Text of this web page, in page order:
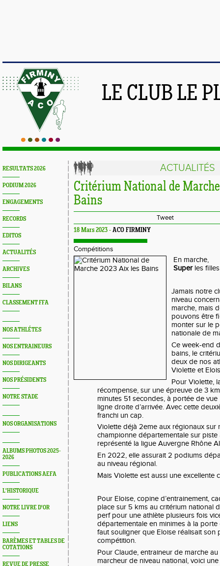
LE CLUB LE
RESULTATS 2026
PODIUM 2026
ENGAGEMENTS
RECORDS
EDITOS
ACTUALITÉS
ARCHIVES
BILANS
CLASSEMENT FFA
NOS ATHLÉTES
NOS ENTRAINEURS
NOS DIRIGEANTS
NOS PRÉSIDENTS
NOTRE STADE
NOS ORGANISATIONS
ALBUMS PHOTOS 2025-
2026
PUBLICATIONS AEFA
L'HISTORIQUE
NOTRE LIVRE D'OR
LIENS
BARÈMES ET TABLES DE
COTATIONS
REVUE DE PRESSE
ACTUALITÉS
Critérium National de
Bains
Tweet
18 Mars 2023 - ACO FIRMINY
Compétitions
En marche,
Super les
Jamais notre
niveau
marche, mais
pouvons être
monter sur le
nationale de
Ce week-end
bains, le
deux de nos
Violette et
Pour Violette,
récompense, sur une épreuve de 3
minutes 51 secondes, à portée de
ligne droite d’arrivée. Avec cette
franchi un cap.
Violette déjà 2eme aux régionaux sur
championne départementale sur
représenté la ligue Auvergne Rhône
En 2022, elle assurait 2 podiums
au niveau régional.
Mais Violette est aussi une excellente
Pour Eloise, copine d’entrainement,
place sur 5 kms au critérium national
perf pour une athlète plusieurs fois
départementale en minimes à la porte
faut souligner que Eloise réalisait son
compétition.
Pour Claude, entraineur de marche au
marcheur de niveau national, voici